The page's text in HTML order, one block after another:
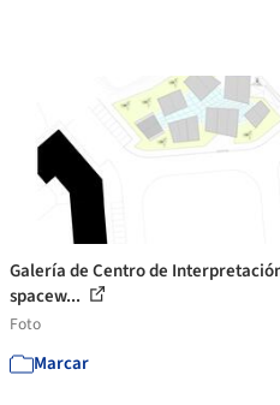
Galería de Centro de
spacew...
Foto
Marcar